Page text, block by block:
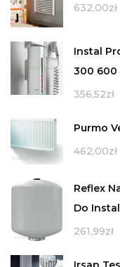
632,00zł
Instal
300 600
356,52zł
Purmo
462,00zł
Reflex
Do
261,99zł